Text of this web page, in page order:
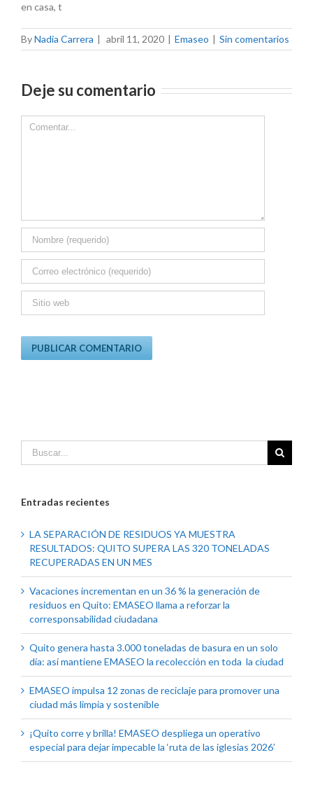
en casa, t
ByNadia Carrera | abril 11, 2020 | Emaseo | Sin comentarios
Deje su comentario
Comment
Entradas recientes
LA SEPARACIÓN DE RESIDUOS YA MUESTRA
RESULTADOS: QUITO SUPERA LAS 320 TONELADAS
RECUPERADAS EN UN MES
Vacaciones incrementan en un 36 % la generación de
residuos en Quito: EMASEO llama a reforzar la
corresponsabilidad ciudadana
Quito genera hasta 3.000 toneladas de basura en un solo
día: así mantiene EMASEO la recolección en toda la ciudad
EMASEO impulsa 12 zonas de reciclaje para promover una
ciudad más limpia y sostenible
¡Quito corre y brilla! EMASEO despliega un operativo
especial para dejar impecable la ‘ruta de las iglesias 2026’